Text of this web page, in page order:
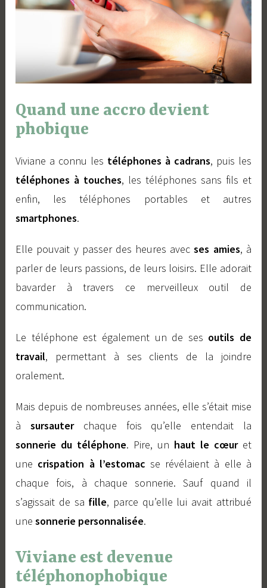
u
a
l
y
Quand une accro devient
phobique
Viviane a connu les téléphones à cadrans, puis les
téléphones à touches, les téléphones sans fils et
enfin, les téléphones portables et autres
smartphones.
Elle pouvait y passer des heures avecses amies, à
parler de leurs passions, de leurs loisirs. Elle adorait
bavarder à travers ce merveilleux outil de
communication.
Le téléphone est également un de ses outils de
travail, permettant à ses clients de la joindre
oralement.
Mais depuis de nombreuses années, elle s’était mise
à sursauterchaque fois qu’elle entendait la
sonnerie du téléphone. Pire, un haut le cœuret
une crispation à l’estomac se révélaient à elle à
chaque fois, à chaque sonnerie. Sauf quand il
s’agissait de sa fille, parce qu’elle lui avait attribué
unesonnerie personnalisée.
Viviane est devenue
téléphonophobique